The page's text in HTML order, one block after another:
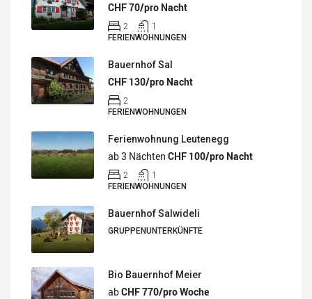
CHF 70/pro Nacht
2 1
FERIENWOHNUNGEN
Bauernhof Sal
CHF 130/pro Nacht
2
FERIENWOHNUNGEN
Ferienwohnung Leutenegg
ab 3 Nächten CHF 100/pro Nacht
2 1
FERIENWOHNUNGEN
Bauernhof Salwideli
GRUPPENUNTERKÜNFTE
Bio Bauernhof Meier
abCHF 770/pro Woche